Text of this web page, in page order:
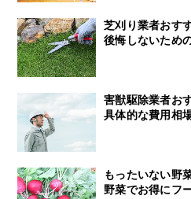
芝刈り業者おす
後悔しないため
害獣駆除業者お
具体的な費用相
もったいない野
野菜でお得にフ